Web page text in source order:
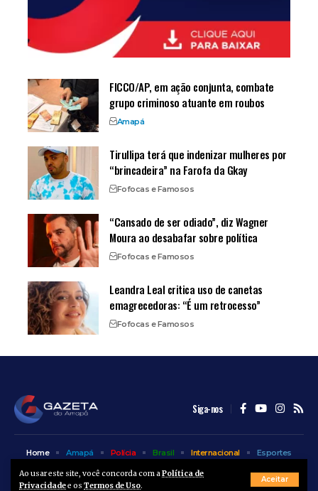
Ao usar este site, você concorda com aPolítica de
Privacidadee os Termos de Uso.
Aceitar
FICCO/AP, em ação conjunta, combate
grupo criminoso atuante em roubos
Amapá
Tirullipa terá que indenizar mulheres por
“brincadeira” na Farofa da Gkay
Fofocas e Famosos
“Cansado de ser odiado”, diz Wagner
Moura ao desabafar sobre política
Fofocas e Famosos
Leandra Leal critica uso de canetas
emagrecedoras: “É um retrocesso”
Fofocas e Famosos
Siga-nos
Home Amapá Polícia Brasil Internacional
Esportes
Bem Estar
Entretenimento